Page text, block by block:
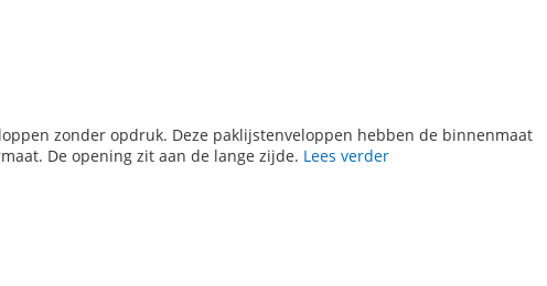
zonder opdruk. Deze paklijstenveloppen hebben de binnenmaat
De opening zit aan de lange zijde. Lees verder